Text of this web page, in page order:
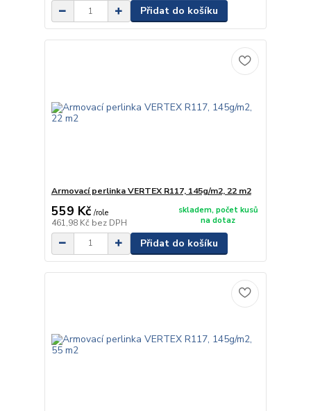
Přidat do košíku
Armovací perlinka VERTEX R117, 145g/m2, 22 m2
559 Kč /role
461,98 Kč bez DPH
skladem, počet kusů
na dotaz
Přidat do košíku